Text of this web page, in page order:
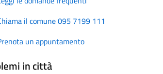
il comune 095 7199 111
un appuntamento
in città